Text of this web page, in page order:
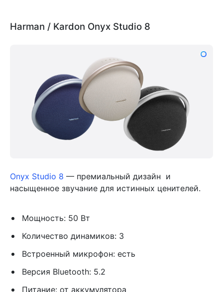
Harman / Kardon Onyx Studio 8
Onyx Studio 8 — премиальный дизайн и
насыщенное звучание для истинных ценителей.
Мощность: 50 Вт
Количество динамиков: 3
Встроенный микрофон: есть
Версия Bluetooth: 5.2
Питание: от аккумулятора